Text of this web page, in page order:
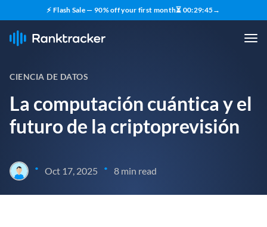
⚡ Flash Sale — 90% off your first month⏳ 00:29:44→
CIENCIA DE DATOS
La computación cuántica y el
futuro de la criptoprevisión
• Oct 17, 2025 • 8 min read